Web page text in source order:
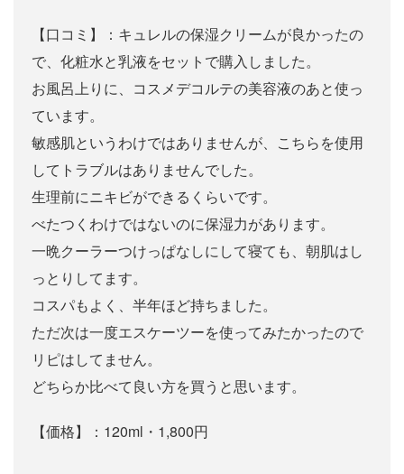
【口コミ】：キュレルの保湿クリームが良かったの
で、化粧水と乳液をセットで購入しました。
お風呂上りに、コスメデコルテの美容液のあと使っ
ています。
敏感肌というわけではありませんが、こちらを使用
してトラブルはありませんでした。
生理前にニキビができるくらいです。
べたつくわけではないのに保湿力があります。
一晩クーラーつけっぱなしにして寝ても、朝肌はし
っとりしてます。
コスパもよく、半年ほど持ちました。
ただ次は一度エスケーツーを使ってみたかったので
リピはしてません。
どちらか比べて良い方を買うと思います。
【価格】：120ml・1,800円